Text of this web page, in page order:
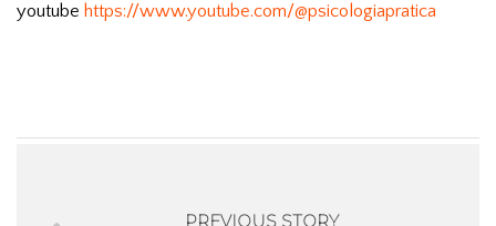
youtube https://www.youtube.com/@psicologiapratica
PREVIOUS STORY